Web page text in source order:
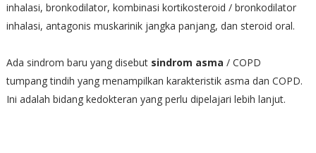
inhalasi, bronkodilator, kombinasi kortikosteroid / bronkodilator
inhalasi, antagonis muskarinik jangka panjang, dan steroid oral.
Ada sindrom baru yang disebut sindrom asma / COPD
tumpang tindih yang menampilkan karakteristik asma dan COPD.
Ini adalah bidang kedokteran yang perlu dipelajari lebih lanjut.